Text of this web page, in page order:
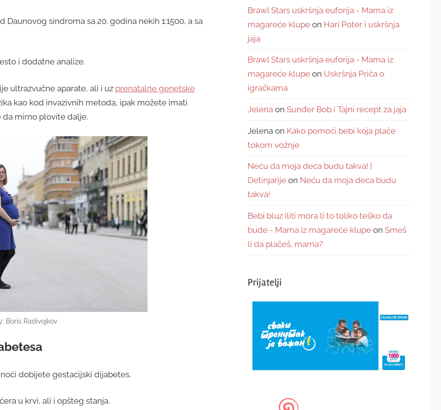
sindroma sa 20. godina nekih 1:1500, a sa
i dodatne analize.
ultrazvučne aparate, ali i uz prenatalne genetske
kao kod invazivnih metoda, ipak možete imati
da mirno plovite dalje.
Boris Radivojkov
dobijete gestacijski dijabetes.
u krvi, ali i opšteg stanja.
Brawl Stars uskršnja euforija - Mama iz
magareće klupe on Hari Poter i uskršnja
jaja
Brawl Stars uskršnja euforija - Mama iz
magareće klupe on Uskršnja Priča o
igračkama
Jelena on Sunđer Bob i Tajni recept za jaja
Jelena on Kako pomoći bebi koja plače
tokom vožnje
Neću da moja deca budu takva! |
Detinjarije on Neću da moja deca budu
takva!
Bebi bluz iliti mora li to toliko teško da
bude - Mama iz magareće klupe on Smeš
li da plačeš, mama?
Prijatelji